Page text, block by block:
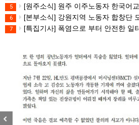
5 [원주소식] 원주 이주노동자 한국어
6 [본부소식] 강원지역 노동자 합창단
7 [특집기사] 폭염으로 부터 안전한 일